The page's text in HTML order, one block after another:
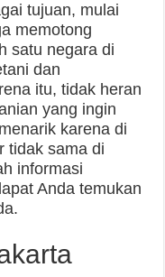
tujuan, mulai
memotong
satu negara di
dan
itu, tidak heran
yang ingin
karena di
tidak sama di
informasi
Anda temukan